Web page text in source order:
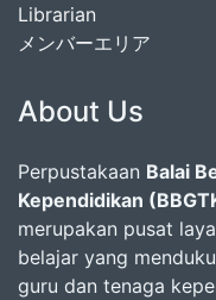
Librarian
メンバーエリア
About Us
Perpustakaan Balai
Kependidikan
merupakan pusat
belajar yang
guru dan tenaga